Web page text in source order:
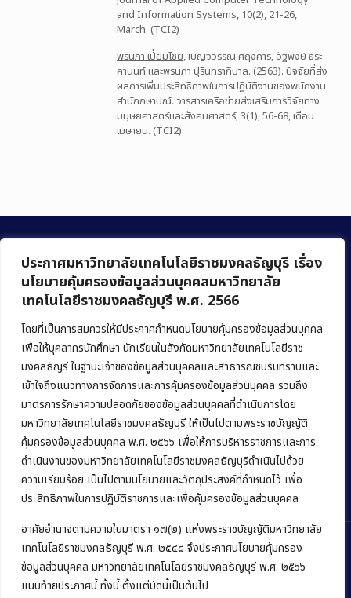
ประกาศมหาวิทยาลัยเทคโนโลยีราชมงคลธัญบุรี เรื่อง
นโยบายคุ้มครองข้อมูลส่วนบุคคลมหาวิทยาลัย
เทคโนโลยีราชมงคลธัญบุรี พ.ศ. 2566
โดยที่เป็นการสมควรให้มีประกาศกำหนดนโยบายคุ้มครองข้อมูลส่วนบุคคล
เพื่อให้บุคลากรนักศึกษา นักเรียนในสังกัดมหาวิทยาลัยเทคโนโลยีราช
มงคลธัญรี ในฐานะเจ้าของข้อมูลส่วนบุคคลและสาธารณชนรับทราบและ
เข้าใจถึงแนวทางการจัดการและการคุ้มครองข้อมูลส่วนบุคคล รวมถึง
มาตรการรักษาความปลอดภัยของข้อมูลส่วนบุคคลที่ดำเนินการโดย
มหาวิทยาลัยเทคโนโลยีราชมงคลธัญบุรี ให้เป็นไปตามพระราชบัญญัติ
คุ้มครองข้อมูลส่วนบุคคล พ.ศ. ๒๕๖๖ เพื่อให้การบริหารราชการและการ
ดำเนินงานของมหาวิทยาลัยเทคโนโลยีราชมงคลธัญบุรีดำเนินไปด้วย
ความเรียบร้อย เป็นไปตามนโยบายและวัตถุประสงค์ที่กำหนดไว้ เพื่อ
ประสิทธิภาพในการปฏิบัติราชการและเพื่อคุ้มครองข้อมูลส่วนบุคคล
อาศัยอำนาจตามความในมาตรา ๑๗(๒) แห่งพระราชบัญญัติมหาวิทยาลัย
เทคโนโลยีราชมงคลธัญบุรี พ.ศ. ๒๕๔๘ จึงประกาศนโยบายคุ้มครอง
ข้อมูลส่วนบุคคล มหาวิทยาลัยเทคโนโลยีราชมงคลธัญบุรี พ.ศ. ๒๕๖๖
แนบท้ายประกาศนี้ ทั้งนี้ ตั้งแต่บัดนี้เป็นต้นไป
and Information Systems, 10(2), 21-26,
March. (TCI2)
พรนภา เปี่ยมไชย, เบญจวรรณ ศฤงคาร, อัฐพงษ์ ธีระ
คานนท์ และพรนภา ปุรินทราภิบาล. (2563). ปัจจัยที่ส่ง
ผลการเพิ่มประสิทธิภาพในการปฏิบัติงานของพนักงาน
สำนักกษาปณ์. วารสารเครือข่ายส่งเสริมการวิจัยทาง
มนุษยศาสตร์และสังคมศาสตร์, 3(1), 56-68, เดือน
เมษายน. (TCI2)
คณะบริหารธุรกิจ
มหาวิทยาลัยเทคโนโลยีราชมงคลธัญบุรี
39 หมู่ 1 ถนนรังสิต-นครนายก ตำบลคลองหก
อำเภอคลองหลวง จังหวัดปทุมธานี 12120
Phone:+66 (0) 2549 3243,+66 (0) 2549 3241
E-mail:bus@rmutt.ac.th
Copyright © 2022 คณะบริหารธุรกิจ มหาวิทยาลัยเทคโนโลยีราชมงคล